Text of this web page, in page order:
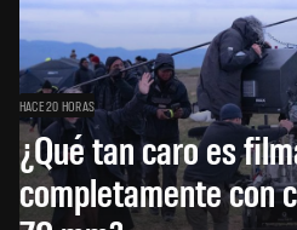
HACE 20 HORAS
¿Qué tan caro es
completamente con